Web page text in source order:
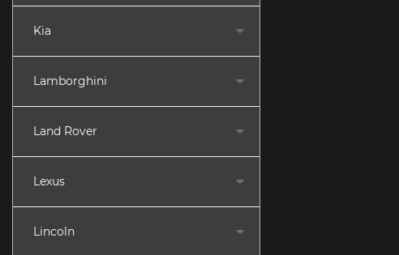
Kia
Lamborghini
Land Rover
Lexus
Lincoln